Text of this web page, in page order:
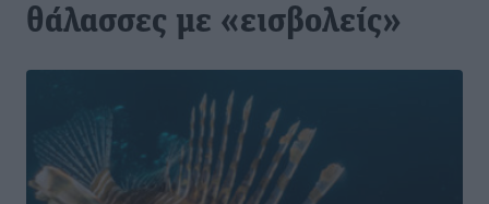
θάλασσες με «εισβολείς»